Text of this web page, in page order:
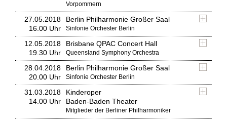
Vorpommern
27.05.2018
16.00 Uhr
Berlin Philharmonie Großer Saal
Sinfonie Orchester Berlin
12.05.2018
19.30 Uhr
Brisbane QPAC Concert Hall
Queensland Symphony Orchestra
28.04.2018
20.00 Uhr
Berlin Philharmonie Großer Saal
Sinfonie Orchester Berlin
31.03.2018
14.00 Uhr
Kinderoper
Baden-Baden Theater
Mitglieder der Berliner Philharmoniker